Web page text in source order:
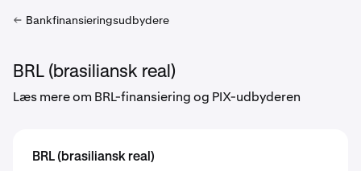
Bankfinansieringsudbydere
BRL (brasiliansk real)
Læs mere om BRL-finansiering og PIX-udbyderen
BRL (brasiliansk real)